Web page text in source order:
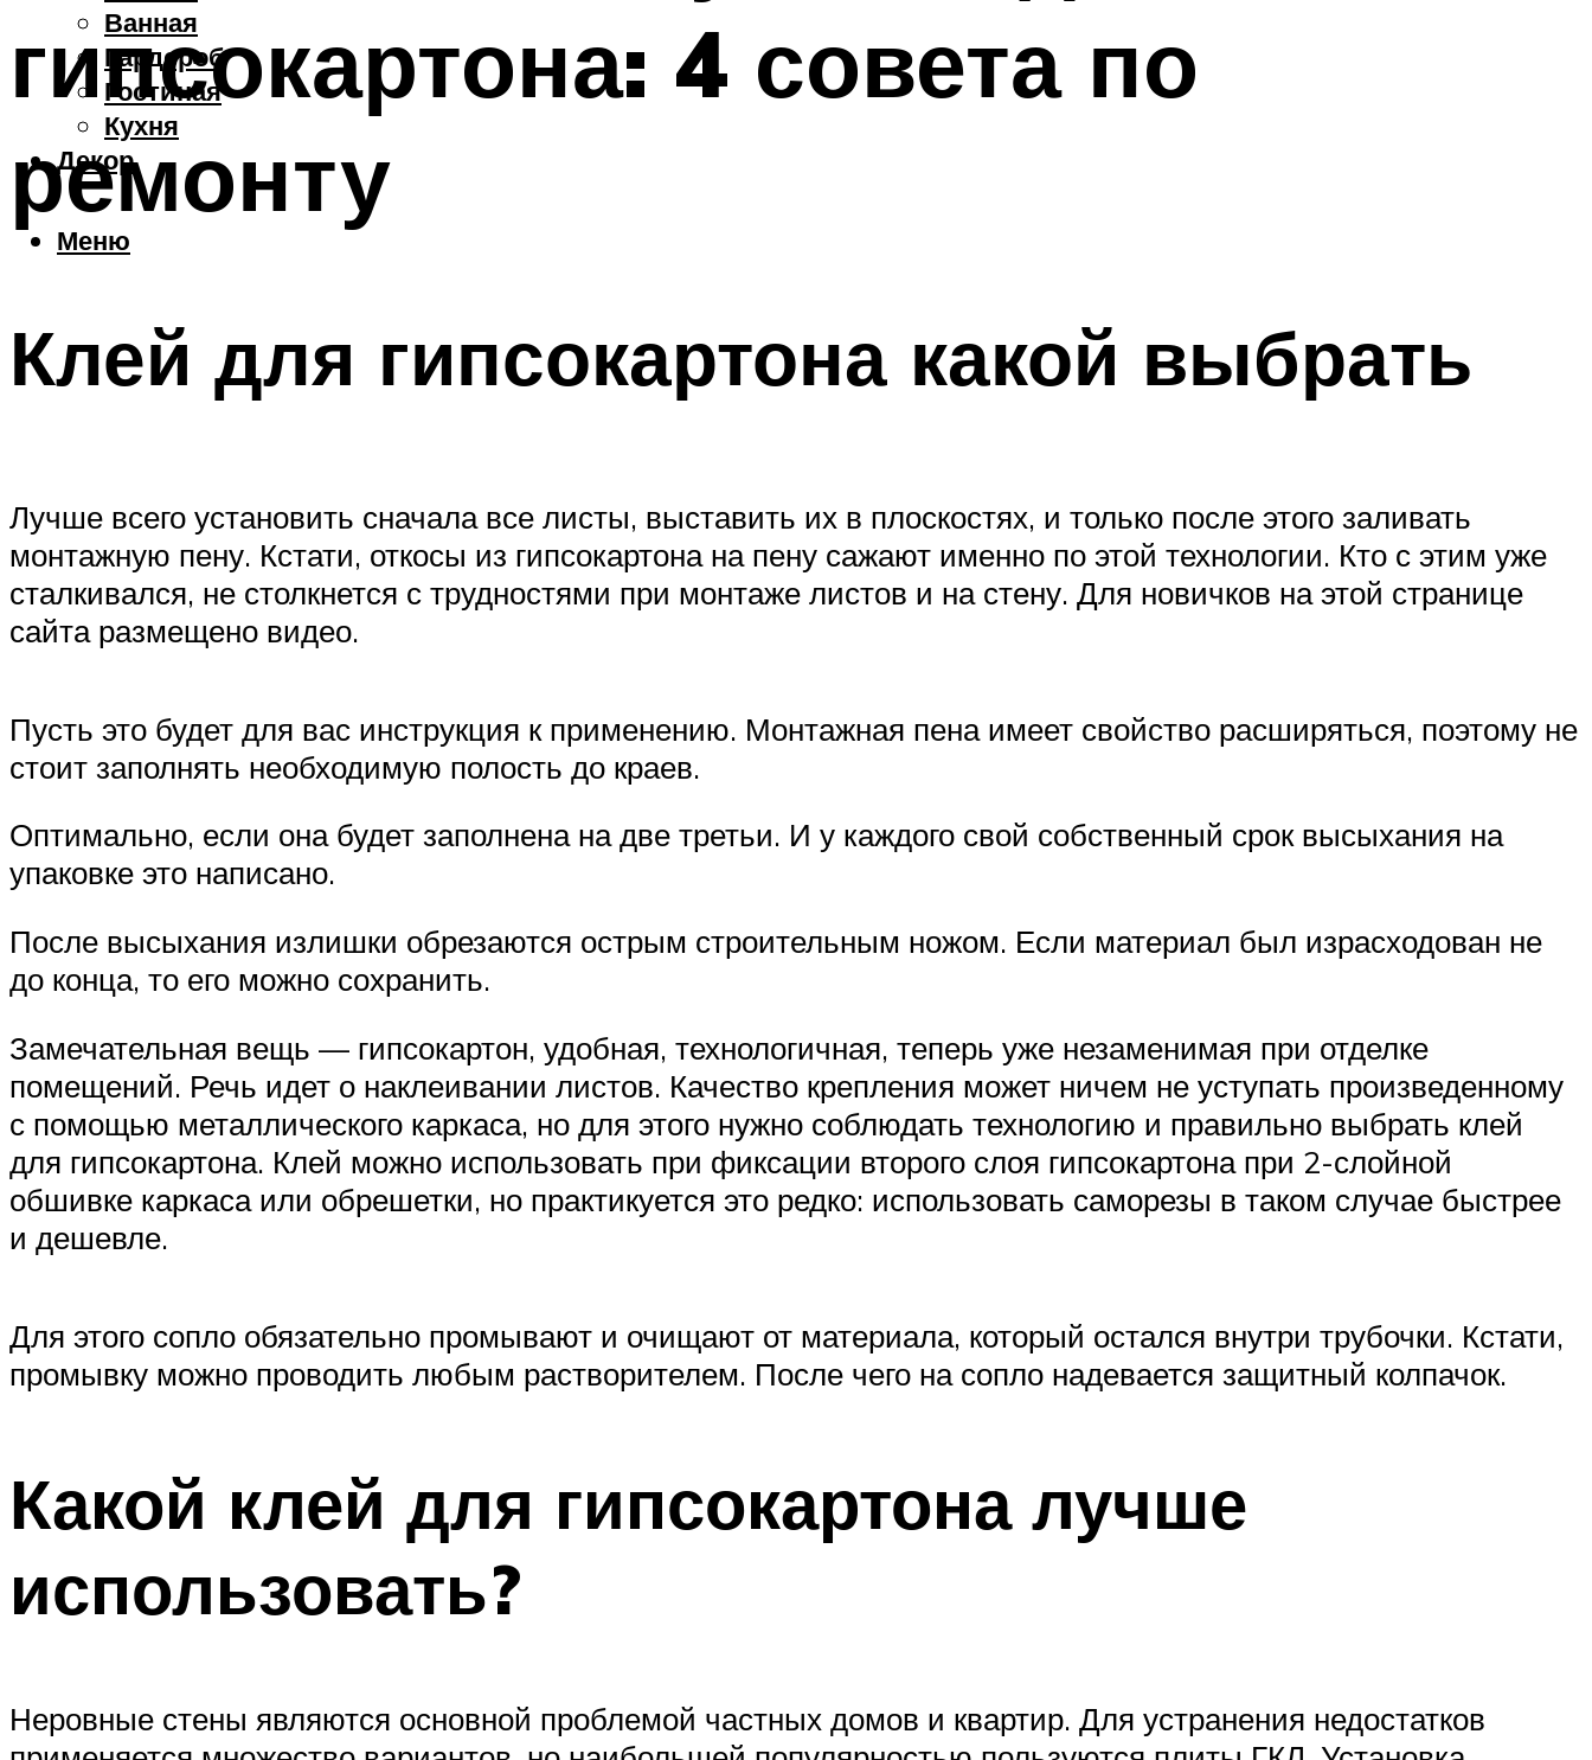
Ванная
Гардероб
Гостиная
Кухня
Декор
Меню
гипсокартона: 4 совета по
ремонту
Клей для гипсокартона какой выбрать
Лучше всего установить сначала все листы, выставить их в плоскостях, и только после этого заливать
монтажную пену. Кстати, откосы из гипсокартона на пену сажают именно по этой технологии. Кто с этим уже
сталкивался, не столкнется с трудностями при монтаже листов и на стену. Для новичков на этой странице
сайта размещено видео.
Пусть это будет для вас инструкция к применению. Монтажная пена имеет свойство расширяться, поэтому не
стоит заполнять необходимую полость до краев.
Оптимально, если она будет заполнена на две третьи. И у каждого свой собственный срок высыхания на
упаковке это написано.
После высыхания излишки обрезаются острым строительным ножом. Если материал был израсходован не
до конца, то его можно сохранить.
Замечательная вещь — гипсокартон, удобная, технологичная, теперь уже незаменимая при отделке
помещений. Речь идет о наклеивании листов. Качество крепления может ничем не уступать произведенному
с помощью металлического каркаса, но для этого нужно соблюдать технологию и правильно выбрать клей
для гипсокартона. Клей можно использовать при фиксации второго слоя гипсокартона при 2-слойной
обшивке каркаса или обрешетки, но практикуется это редко: использовать саморезы в таком случае быстрее
и дешевле.
Для этого сопло обязательно промывают и очищают от материала, который остался внутри трубочки. Кстати,
промывку можно проводить любым растворителем. После чего на сопло надевается защитный колпачок.
Какой клей для гипсокартона лучше
использовать?
Неровные стены являются основной проблемой частных домов и квартир. Для устранения недостатков